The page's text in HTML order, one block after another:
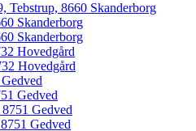
Tebstrup, 8660 Skanderborg
Skanderborg
Skanderborg
Hovedgård
Hovedgård
Gedved
Gedved
Gedved